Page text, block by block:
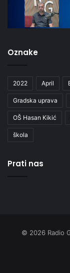
Oznake
2022 April
Gradska uprava
OŠ Hasan Kikić
škola
Prati nas
© 2026 Radio